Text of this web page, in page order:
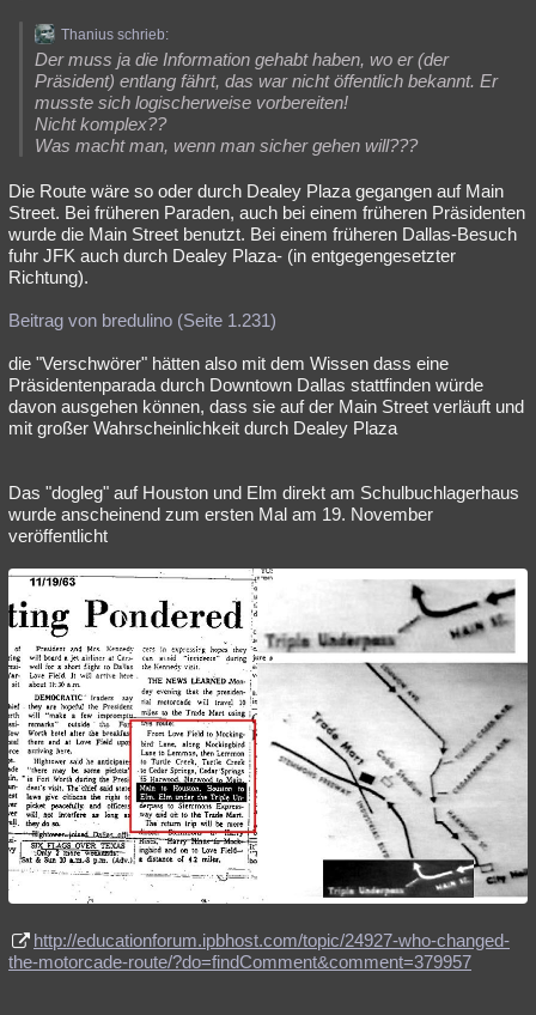
Thanius schrieb:
Der muss ja die Information gehabt haben, wo er (der
Präsident) entlang fährt, das war nicht öffentlich bekannt. Er
musste sich logischerweise vorbereiten!
Nicht komplex??
Was macht man, wenn man sicher gehen will???
Die Route wäre so oder durch Dealey Plaza gegangen auf Main
Street. Bei früheren Paraden, auch bei einem früheren Präsidenten
wurde die Main Street benutzt. Bei einem früheren Dallas-Besuch
fuhr JFK auch durch Dealey Plaza- (in entgegengesetzter
Richtung).
Beitrag von bredulino (Seite 1.231)
die "Verschwörer" hätten also mit dem Wissen dass eine
Präsidentenparada durch Downtown Dallas stattfinden würde
davon ausgehen können, dass sie auf der Main Street verläuft und
mit großer Wahrscheinlichkeit durch Dealey Plaza
Das "dogleg" auf Houston und Elm direkt am Schulbuchlagerhaus
wurde anscheinend zum ersten Mal am 19. November
veröffentlicht
http://educationforum.ipbhost.com/topic/24927-who-changed-
the-motorcade-route/?do=findComment&comment=379957